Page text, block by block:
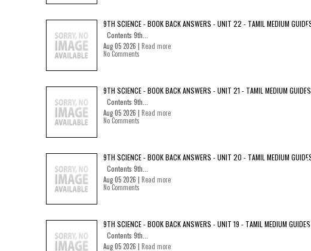
9TH SCIENCE - BOOK BACK ANSWERS - UNIT 22 - TAMIL MEDIUM
Contents 9th...
Aug 05 2026 | Read more
No Comments
9TH SCIENCE - BOOK BACK ANSWERS - UNIT 21 - TAMIL MEDIUM GUIDES
Contents 9th...
Aug 05 2026 | Read more
No Comments
9TH SCIENCE - BOOK BACK ANSWERS - UNIT 20 - TAMIL MEDIUM
Contents 9th...
Aug 05 2026 | Read more
No Comments
9TH SCIENCE - BOOK BACK ANSWERS - UNIT 19 - TAMIL MEDIUM GUIDES
Contents 9th...
Aug 05 2026 | Read more